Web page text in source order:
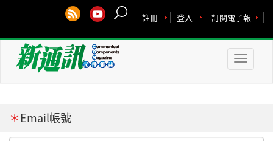
訂閱電子報
登入
註冊
Toggle
＊Email帳號